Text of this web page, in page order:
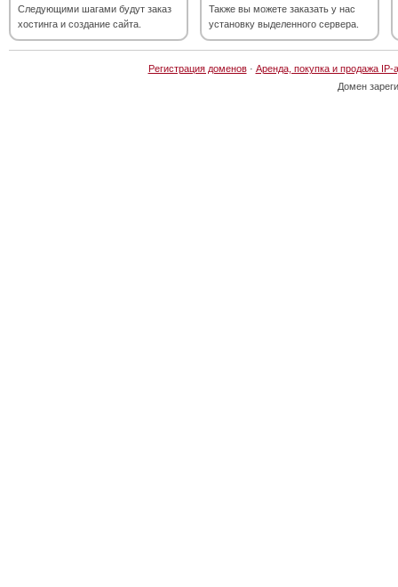
Следующими шагами будут заказ
хостинга и создание сайта.
Также вы можете заказать у нас
установку выделенного сервера.
Регистрация доменов· Аренда, покупка и продажа IP-
Домен